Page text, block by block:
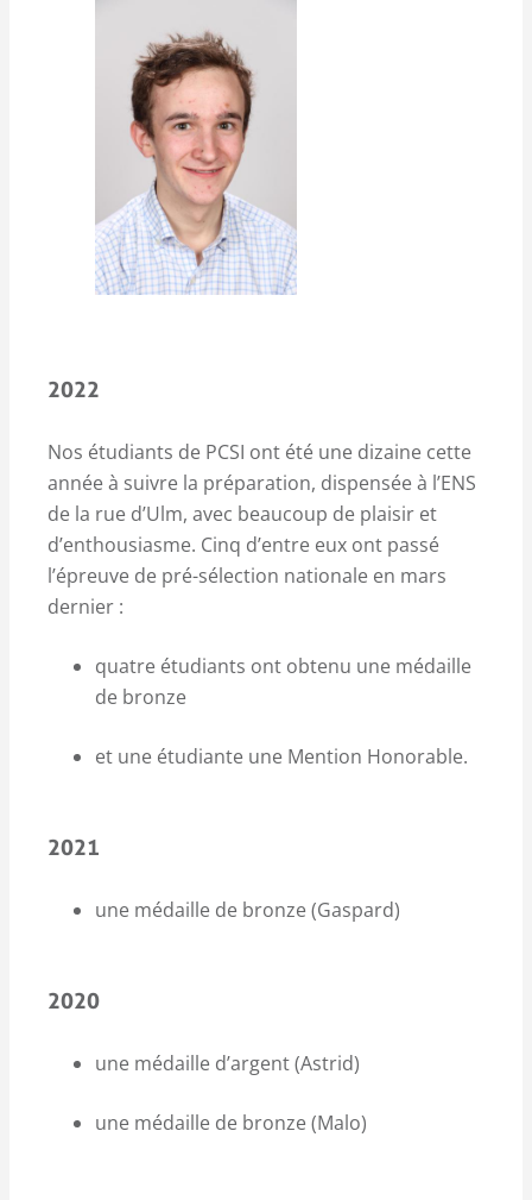
2022
Nos étudiants de PCSI ont été une dizaine cette
année à suivre la préparation, dispensée à l’ENS
de la rue d’Ulm, avec beaucoup de plaisir et
d’enthousiasme. Cinq d’entre eux ont passé
l’épreuve de pré-sélection nationale en mars
dernier :
quatre étudiants ont obtenu une médaille
de bronze
et une étudiante une Mention Honorable.
2021
une médaille de bronze (Gaspard)
2020
une médaille d’argent (Astrid)
une médaille de bronze (Malo)